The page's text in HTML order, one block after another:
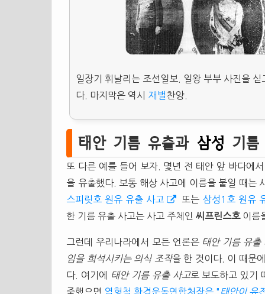
일장기 휘날리는 조선일보. 일왕 부부 사진을
다. 마지막은 역시 재벌 찬양.
태안 기름 유출과 삼성 기름
또 다른 예를 들어 보자. 몇년 전 태안 앞 바다에
을 유출했다. 보통 해상 사고에 이름을 붙일 때는
스피릿호 원유 유출 사고
또는 삼성1호 원유
한 기름 유출 사고는 사고 주체인 씨프린스호이름
그런데 우리나라에서 모든 언론은 태안 기름 유출
임을 희석시키는 의식 조작을 한 것이다. 이 때문
다. 여기에
태안 기름 유출 사고로 보도하고 있기
죽했으면 염형철 환경운동연합처장은 " 태안이 유